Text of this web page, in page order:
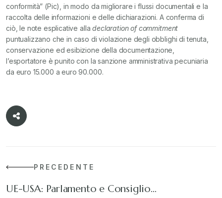
conformità” (Pic), in modo da migliorare i flussi documentali e la
raccolta delle informazioni e delle dichiarazioni. A conferma di
ciò, le note esplicative alladeclaration of commitment
puntualizzano che in caso di violazione degli obblighi di tenuta,
conservazione ed esibizione della documentazione,
l’esportatore è punito con la sanzione amministrativa pecuniaria
da euro 15.000 a euro 90.000.
PRECEDENTE
UE-USA: Parlamento e Consiglio…